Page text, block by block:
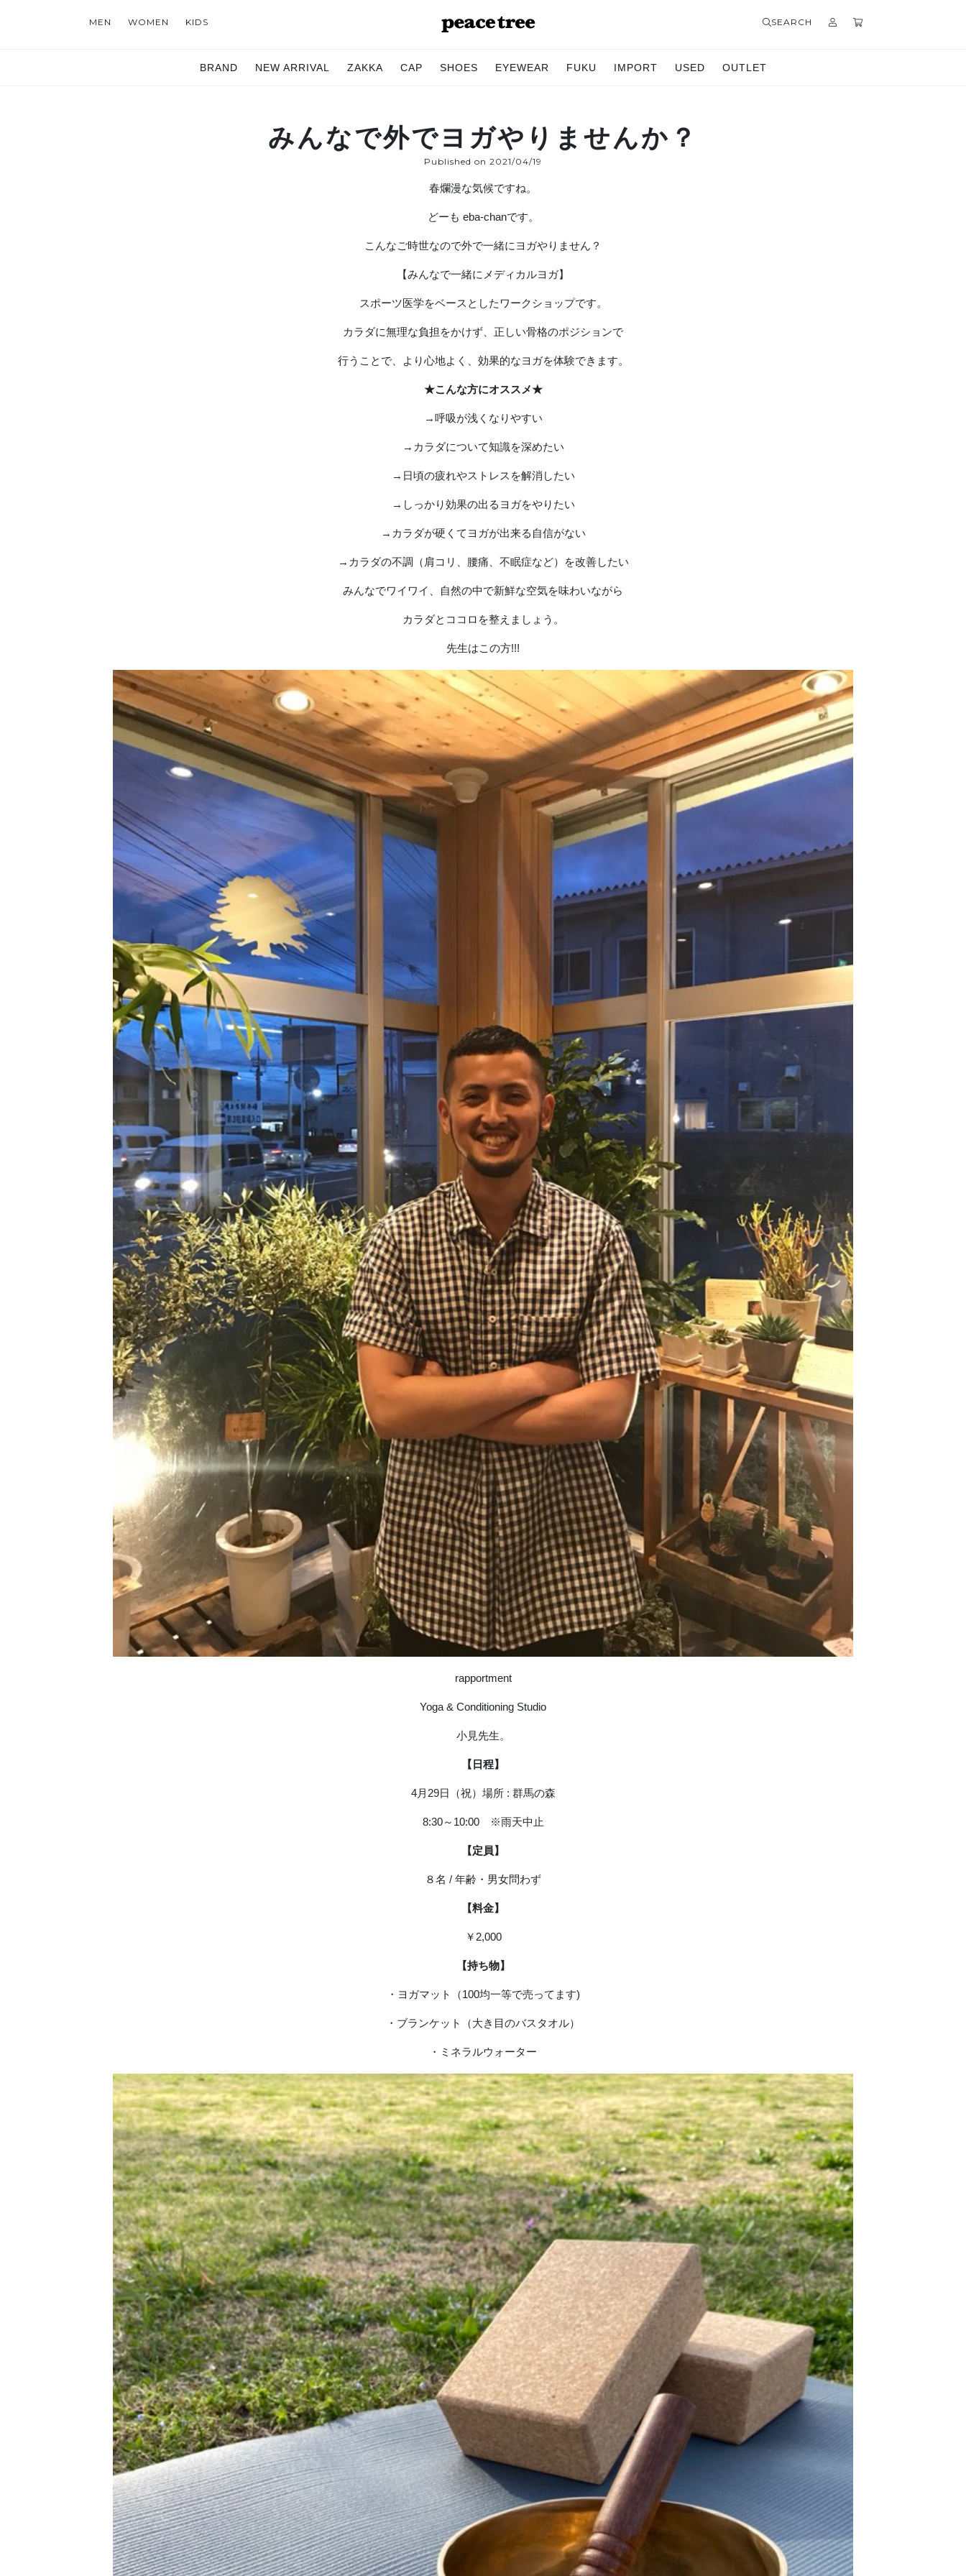
MEN WOMEN KIDS SEARCH
BRAND NEW ARRIVAL ZAKKA CAP SHOES EYEWEAR FUKU IMPORT USED OUTLET
みんなで外でヨガやりませんか？
Published on 2021/04/19
春爛漫な気候ですね。
どーも eba-chanです。
こんなご時世なので外で一緒にヨガやりません？
【みんなで一緒にメディカルヨガ】
スポーツ医学をベースとしたワークショップです。
カラダに無理な負担をかけず、正しい骨格のポジションで
行うことで、より心地よく、効果的なヨガを体験できます。
★こんな方にオススメ★
→呼吸が浅くなりやすい
→カラダについて知識を深めたい
→日頃の疲れやストレスを解消したい
→しっかり効果の出るヨガをやりたい
→カラダが硬くてヨガが出来る自信がない
→カラダの不調（肩コリ、腰痛、不眠症など）を改善したい
みんなでワイワイ、自然の中で新鮮な空気を味わいながら
カラダとココロを整えましょう。
先生はこの方!!!
rapportment
Yoga & Conditioning Studio
小見先生。
【日程】
4月29日（祝）場所 : 群馬の森
8:30～10:00 ※雨天中止
【定員】
８名 / 年齢・男女問わず
【料金】
￥2,000
【持ち物】
・ヨガマット（100均一等で売ってます)
・ブランケット（大き目のバスタオル）
・ミネラルウォーター